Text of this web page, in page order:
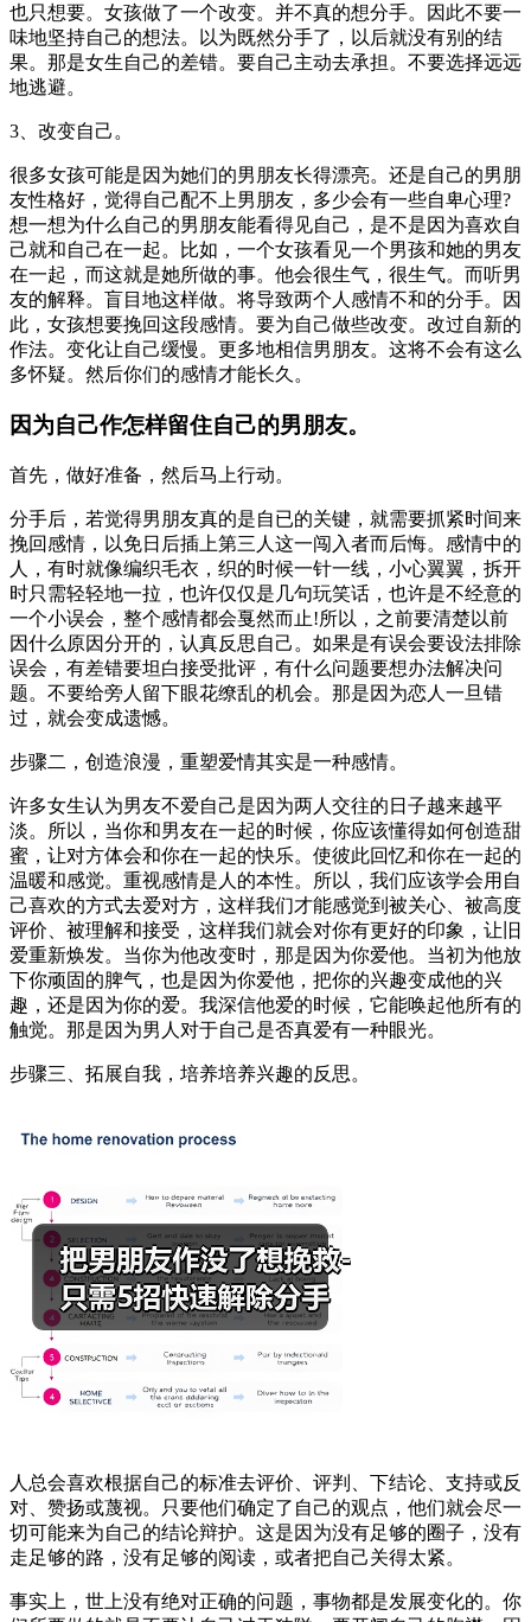
也只想要。女孩做了一个改变。并不真的想分手。因此不要一
味地坚持自己的想法。以为既然分手了，以后就没有别的结
果。那是女生自己的差错。要自己主动去承担。不要选择远远
地逃避。
3、改变自己。
很多女孩可能是因为她们的男朋友长得漂亮。还是自己的男朋
友性格好，觉得自己配不上男朋友，多少会有一些自卑心理?
想一想为什么自己的男朋友能看得见自己，是不是因为喜欢自
己就和自己在一起。比如，一个女孩看见一个男孩和她的男友
在一起，而这就是她所做的事。他会很生气，很生气。而听男
友的解释。盲目地这样做。将导致两个人感情不和的分手。因
此，女孩想要挽回这段感情。要为自己做些改变。改过自新的
作法。变化让自己缓慢。更多地相信男朋友。这将不会有这么
多怀疑。然后你们的感情才能长久。
因为自己作怎样留住自己的男朋友。
首先，做好准备，然后马上行动。
分手后，若觉得男朋友真的是自已的关键，就需要抓紧时间来
挽回感情，以免日后插上第三人这一闯入者而后悔。感情中的
人，有时就像编织毛衣，织的时候一针一线，小心翼翼，拆开
时只需轻轻地一拉，也许仅仅是几句玩笑话，也许是不经意的
一个小误会，整个感情都会戛然而止!所以，之前要清楚以前
因什么原因分开的，认真反思自己。如果是有误会要设法排除
误会，有差错要坦白接受批评，有什么问题要想办法解决问
题。不要给旁人留下眼花缭乱的机会。那是因为恋人一旦错
过，就会变成遗憾。
步骤二，创造浪漫，重塑爱情其实是一种感情。
许多女生认为男友不爱自己是因为两人交往的日子越来越平
淡。所以，当你和男友在一起的时候，你应该懂得如何创造甜
蜜，让对方体会和你在一起的快乐。使彼此回忆和你在一起的
温暖和感觉。重视感情是人的本性。所以，我们应该学会用自
己喜欢的方式去爱对方，这样我们才能感觉到被关心、被高度
评价、被理解和接受，这样我们就会对你有更好的印象，让旧
爱重新焕发。当你为他改变时，那是因为你爱他。当初为他放
下你顽固的脾气，也是因为你爱他，把你的兴趣变成他的兴
趣，还是因为你的爱。我深信他爱的时候，它能唤起他所有的
触觉。那是因为男人对于自己是否真爱有一种眼光。
步骤三、拓展自我，培养培养兴趣的反思。
人总会喜欢根据自己的标准去评价、评判、下结论、支持或反
对、赞扬或蔑视。只要他们确定了自己的观点，他们就会尽一
切可能来为自己的结论辩护。这是因为没有足够的圈子，没有
走足够的路，没有足够的阅读，或者把自己关得太紧。
事实上，世上没有绝对正确的问题，事物都是发展变化的。你